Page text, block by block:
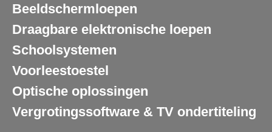
Beeldschermloepen
Draagbare elektronische loepen
Schoolsystemen
Voorleestoestel
Optische oplossingen
Vergrotingssoftware & TV ondertiteling